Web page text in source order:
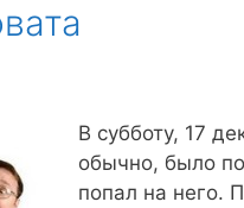
В субботу, 17
обычно, было
попал на него.